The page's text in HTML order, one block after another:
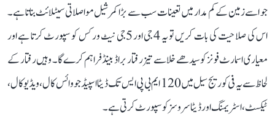
جو اسے زمین کے کم مدار میں تعینات سب سے بڑا کمرشیل مواصلاتی سیٹلائٹ بناتا ہے۔
اس کی صلاحیت کی بات کریں تو یہ 4 جی اور 5جی نیٹ ورکس کو سپورٹ کرتا ہے اور
معیاری اسمارٹ فونز کو سیدھے خلا سے تیز رفتار براڈ بینڈ فراہم کرے گا۔ وہیں رفتار کے
لحاظ سے یہ فی کوریج سیل میں 120 ایم بی پی ایس تک ڈیٹا اسپیڈ جو وائس کال، ویڈیو کال،
ٹیکسٹ، اسٹریمنگ اور ڈیٹا سروسز کو سپورٹ کرتی ہے۔